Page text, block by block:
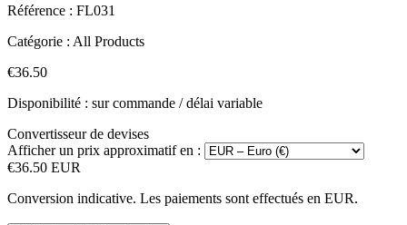
Référence : FL031
Catégorie : All Products
€36.50
Disponibilité : sur commande / délai variable
Convertisseur de devises
Afficher un prix approximatif en :
€36.50 EUR
Conversion indicative. Les paiements sont effectués en EUR.